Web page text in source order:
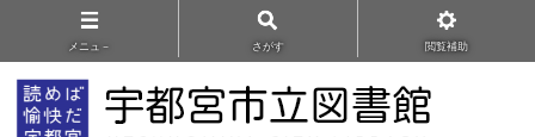
メニュ－ さがす 閲覧補助